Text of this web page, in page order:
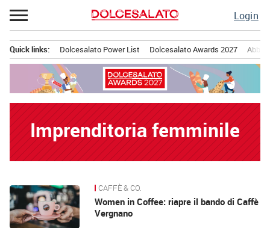
Passa
al
Login
principale
Quick links: Dolcesalato Power List Dolcesalato Awards 2027
Imprenditoria femminile
News CAFFÈ & CO.
Women in Coffee: riapre il bando di Caffè
Vergnano